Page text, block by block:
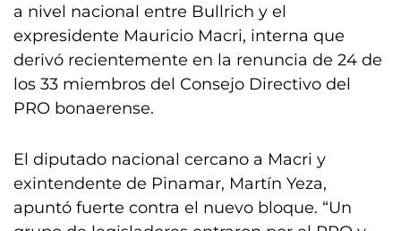
a nivel nacional entre Bullrich y el
expresidente Mauricio Macri, interna que
derivó recientemente en la renuncia de 24 de
los 33 miembros del Consejo Directivo del
PRO bonaerense.
El diputado nacional cercano a Macri y
exintendente de Pinamar, Martín Yeza,
apuntó fuerte contra el nuevo bloque. “Un